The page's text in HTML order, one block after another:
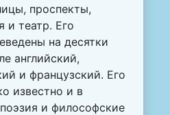
проспекты,
и театр. Его
на десятки
английский,
и французский. Его
известно и в
и философские